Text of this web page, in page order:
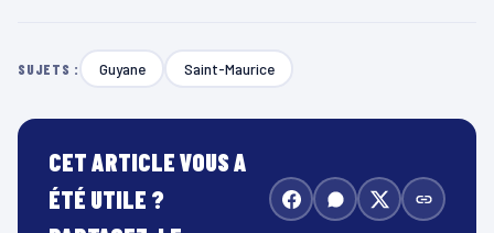
SUJETS : Guyane Saint-Maurice
CET ARTICLE VOUS A
ÉTÉ UTILE ?